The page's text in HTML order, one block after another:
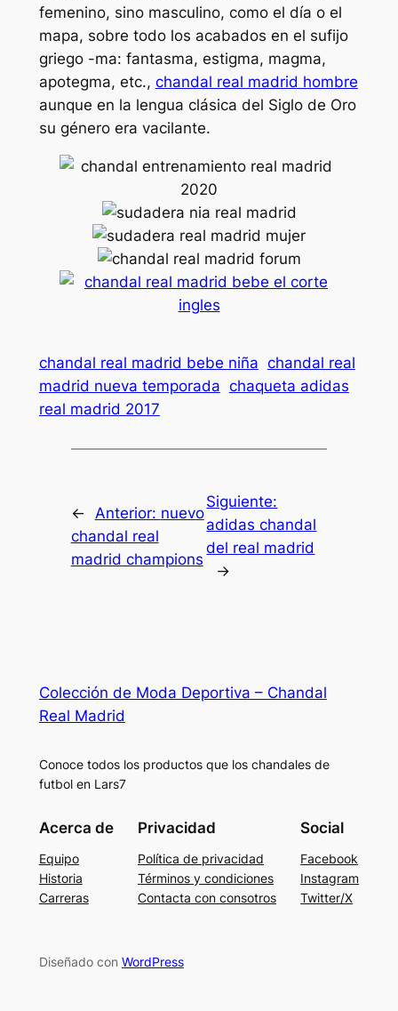
femenino, sino masculino, como el día o el
mapa, sobre todo los acabados en el sufijo
griego -ma: fantasma, estigma, magma,
apotegma, etc., chandal real madrid hombre
aunque en la lengua clásica del Siglo de Oro
su género era vacilante.
chandal real madrid bebe niña chandal real
madrid nueva temporada chaqueta adidas
real madrid 2017
← Anterior: nuevo
chandal real
madrid champions
Siguiente:
adidas chandal
del real madrid
→
Colección de Moda Deportiva – Chandal
Real Madrid
Conoce todos los productos que los chandales de
futbol en Lars7
Acerca de
Equipo
Historia
Carreras
Privacidad
Política de privacidad
Términos y condiciones
Contacta con consotros
Social
Facebook
Instagram
Twitter/X
Diseñado con WordPress